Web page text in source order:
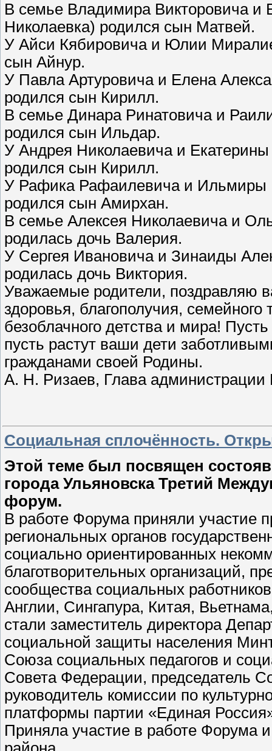
В семье Владимира Викторовича
Николаевка) родился сын Матвей.
У Айси Кябировича и Юлии
сын Айнур.
У Павла Артуровича и Елена
родился сын Кирилл.
В семье Динара Ринатовича и
родился сын Ильдар.
У Андрея Николаевича и
родился сын Кирилл.
У Рафика Рафаилевича и Ильмиры
родился сын Амирхан.
В семье Алексея Николаевича и
родилась дочь Валерия.
У Сергея Ивановича и Зинаиды
родилась дочь Виктория.
Уважаемые родители, поздравляю
здоровья, благополучия,
безоблачного детства и мира!
пусть растут ваши дети
гражданами своей Родины.
А. Н. Ризаев, Глава
Социальная сплочённость.
Этой теме был посвящен
города Ульяновска Третий
форум.
В работе Форума приняли участие
региональных органов
социально ориентированных
благотворительных организаций,
сообщества социальных
Англии, Сингапура, Китая,
стали заместитель директора
социальной защиты населения
Союза социальных педагогов и
Совета Федерации, председатель
руководитель комиссии по
платформы партии «Единая
Приняла участие в работе Форума